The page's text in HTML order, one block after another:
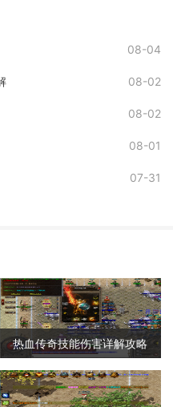
08-04
08-02
08-02
08-01
07-31
热血传奇技能伤害详解攻略